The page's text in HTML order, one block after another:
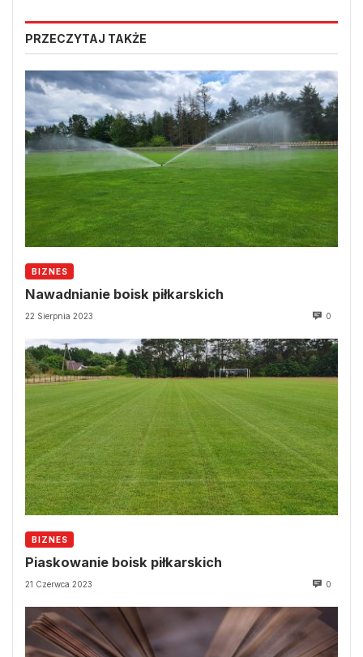
PRZECZYTAJ TAKŻE
BIZNES
Nawadnianie boisk piłkarskich
22 Sierpnia 2023 0
BIZNES
Piaskowanie boisk piłkarskich
21 Czerwca 2023 0